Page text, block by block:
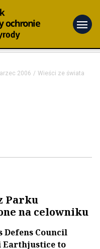
menu
2006 Wieści ze świata
Parku
na celowniku
Defens Council
Earthjustice to